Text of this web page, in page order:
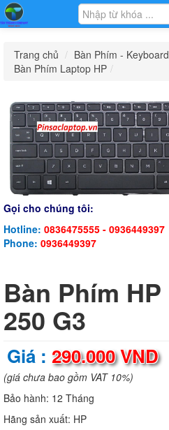
Hướng dẫn
Tin tức
Thông Tin Công Ty
Liên Hệ Mua Sỉ
Sạc - Adapter Laptop Pin - Battery
Màn Hình - LCD Laptop Phụ Kiện
Phụ Kiện - Game Gear Dịch Vụ
Trang chủ / Bàn Phím -
Bàn Phím Laptop HP /
Gọi cho chúng tôi:
Hotline: 0836475555 - 0936449397
Phone: 0936449397
Bàn Phím
250 G3
Giá : 290.000 VND
(giá chưa bao gồm VAT 10%)
Bảo hành: 12 Tháng
Hãng sản xuất: HP